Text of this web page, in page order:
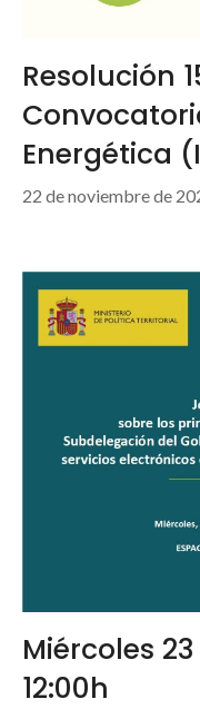
Resolución
Energética
22 de noviembre de
Miércoles
12:00h